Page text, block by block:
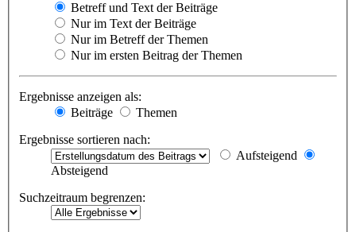
Betreff und Text der Beiträge
Nur im Text der Beiträge
Nur im Betreff der Themen
Nur im ersten Beitrag der Themen
Ergebnisse anzeigen als:
Beiträge
Themen
Ergebnisse sortieren nach:
Aufsteigend
Absteigend
Suchzeitraum begrenzen: